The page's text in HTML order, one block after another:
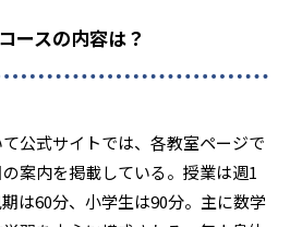
鍛え、学習方法を定着させたい
分×年間42回の授業でGood Job!
キストに取り組み、言葉ノートや
と表現力を磨く。家庭学習計画
ムにより、「勉強は自分のために
と自己管理力を育成し、中学受験
制心を養う。
ースの内容は？
公式サイトでは、各教室ページで
案内を掲載している。授業は週1
は60分、小学生は90分。主に数学